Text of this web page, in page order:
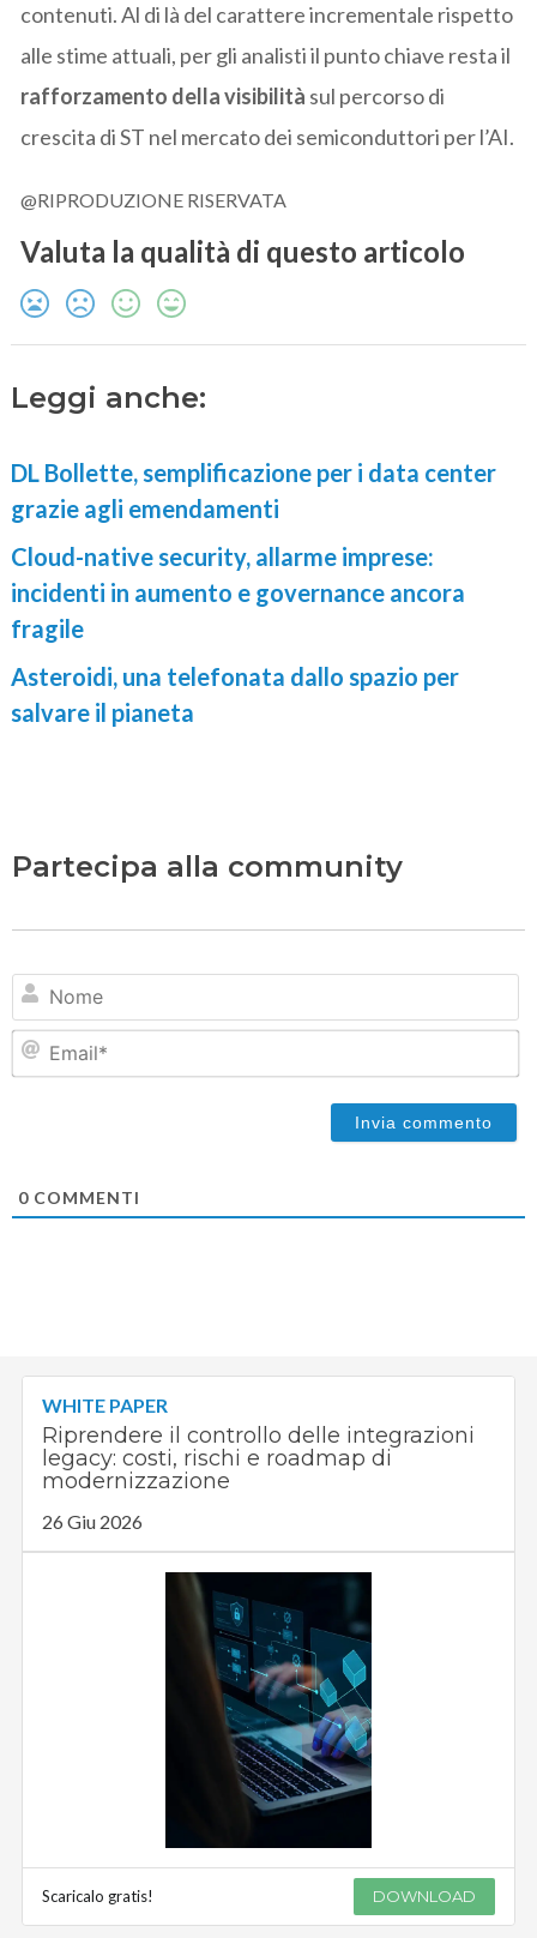
contenuti. Al di là del carattere incrementale rispetto
alle stime attuali, per gli analisti il punto chiave resta il
rafforzamento della visibilità sul percorso di
crescita di ST nel mercato dei semiconduttori per l’AI.
@RIPRODUZIONE RISERVATA
Valuta la qualità di questo articolo
Leggi anche:
DL Bollette, semplificazione per i data center
grazie agli emendamenti
Cloud-native security, allarme imprese:
incidenti in aumento e governance ancora
fragile
Asteroidi, una telefonata dallo spazio per
salvare il pianeta
Partecipa alla community
0 COMMENTI
WHITE PAPER
Riprendere il controllo delle integrazioni
legacy: costi, rischi e roadmap di
modernizzazione
26 Giu 2026
Scaricalo gratis! DOWNLOAD